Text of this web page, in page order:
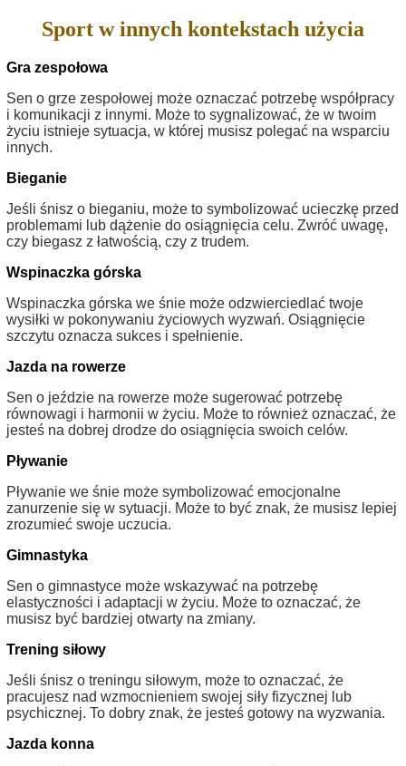
Sport w innych kontekstach użycia
Gra zespołowa
Sen o grze zespołowej może oznaczać potrzebę współpracy
i komunikacji z innymi. Może to sygnalizować, że w twoim
życiu istnieje sytuacja, w której musisz polegać na wsparciu
innych.
Bieganie
Jeśli śnisz o bieganiu, może to symbolizować ucieczkę przed
problemami lub dążenie do osiągnięcia celu. Zwróć uwagę,
czy biegasz z łatwością, czy z trudem.
Wspinaczka górska
Wspinaczka górska we śnie może odzwierciedlać twoje
wysiłki w pokonywaniu życiowych wyzwań. Osiągnięcie
szczytu oznacza sukces i spełnienie.
Jazda na rowerze
Sen o jeździe na rowerze może sugerować potrzebę
równowagi i harmonii w życiu. Może to również oznaczać, że
jesteś na dobrej drodze do osiągnięcia swoich celów.
Pływanie
Pływanie we śnie może symbolizować emocjonalne
zanurzenie się w sytuacji. Może to być znak, że musisz lepiej
zrozumieć swoje uczucia.
Gimnastyka
Sen o gimnastyce może wskazywać na potrzebę
elastyczności i adaptacji w życiu. Może to oznaczać, że
musisz być bardziej otwarty na zmiany.
Trening siłowy
Jeśli śnisz o treningu siłowym, może to oznaczać, że
pracujesz nad wzmocnieniem swojej siły fizycznej lub
psychicznej. To dobry znak, że jesteś gotowy na wyzwania.
Jazda konna